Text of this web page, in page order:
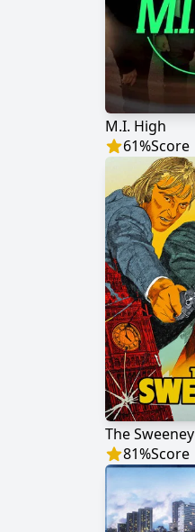
M.I. High
61%Score
The Sweeney
81%Score